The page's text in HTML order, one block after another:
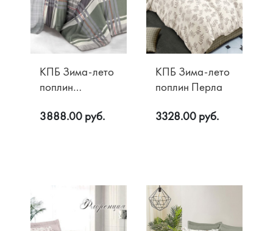
Акции
Доставка
КПБ Зима-лето
поплин
3888.00 руб.
КПБ Зима-лето
поплин Перла
3328.00 руб.